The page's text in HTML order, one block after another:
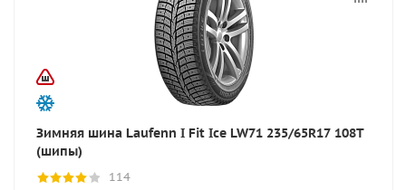
Зимняя шина Laufenn I Fit Ice LW71 235/65R17 108T
(шипы)
114